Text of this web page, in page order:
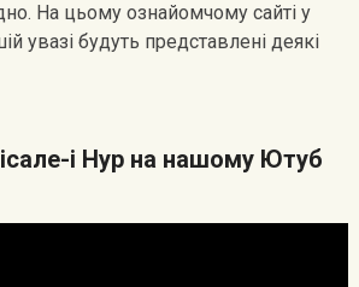
На цьому ознайомчому сайті у
увазі будуть представлені деякі
і Нур на нашому Ютуб